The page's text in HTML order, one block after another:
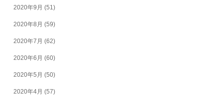
2020年9月 (51)
2020年8月 (59)
2020年7月 (62)
2020年6月 (60)
2020年5月 (50)
2020年4月 (57)